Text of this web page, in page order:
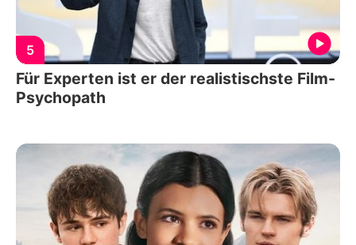
5
Für Experten ist er der realistischste Film-
Psychopath